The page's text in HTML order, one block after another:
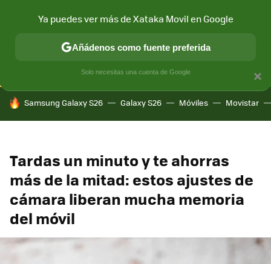
CONECTIVIDAD MÓVIL Y SOCIEDAD APLICACIONES
HOY SE HABLA DE
Samsung Galaxy S26 Galaxy S26 Móviles Movistar
Tardas un minuto y te ahorras
más de la mitad: estos ajustes de
cámara liberan mucha memoria
del móvil
×
Ya puedes ver más de Xataka Movil en Google
Añádenos como fuente preferida
Solo necesitas una cuenta de Google